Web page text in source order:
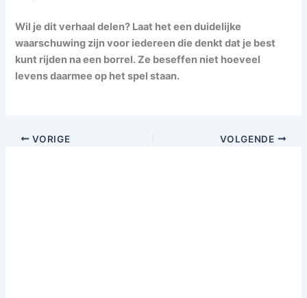
Wil je dit verhaal delen? Laat het een duidelijke
waarschuwing zijn voor iedereen die denkt dat je best
kunt rijden na een borrel. Ze beseffen niet hoeveel
levens daarmee op het spel staan.
VORIGE VOLGENDE